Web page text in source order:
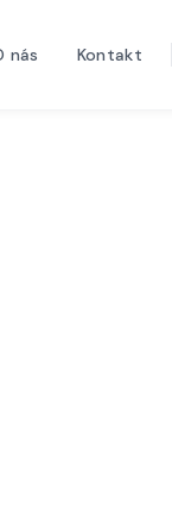
nás Kontakt